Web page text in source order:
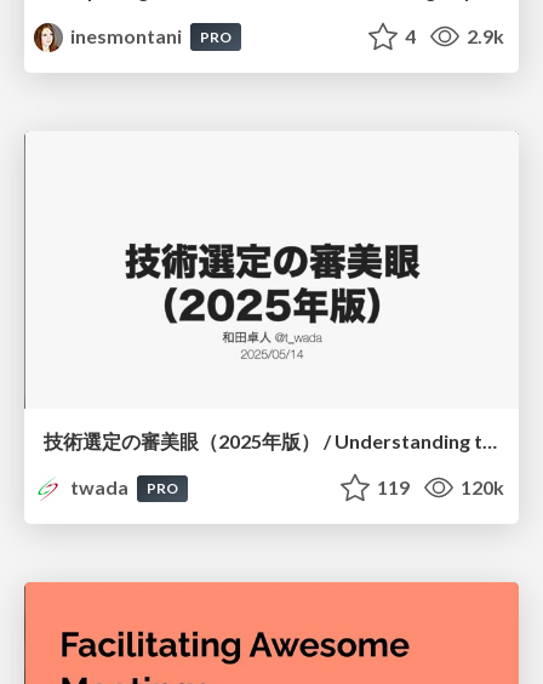
inesmontani
PRO 4 2.9k
技術選定の審美眼（2025年版） / Understanding the Spiral of Technologies 2025 edition
twada
PRO 119 120k